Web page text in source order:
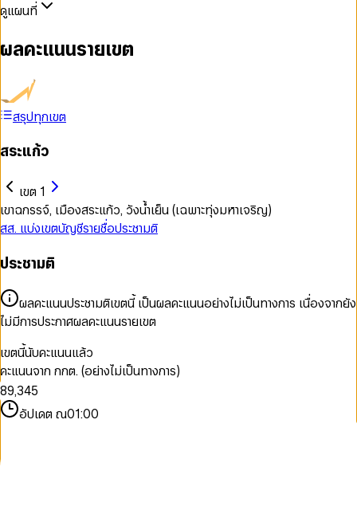
ดูแผนที่
ผลคะแนนรายเขต
สรุปทุกเขต
สระแก้ว
เขต 1
เขาฉกรรจ์, เมืองสระแก้ว, วังน้ำเย็น (เฉพาะทุ่งมหาเจริญ)
สส. แบ่งเขตบัญชีรายชื่อประชามติ
ประชามติ
ผลคะแนนประชามติเขตนี้ เป็นผลคะแนนอย่างไม่เป็นทางการ เนื่องจากยัง
ไม่มีการประกาศผลคะแนนรายเขต
เขตนี้นับคะแนนแล้ว
คะแนนจาก กกต. (อย่างไม่เป็นทางการ)
0
1
2
3
4
5
6
7
8
9
0
1
2
3
4
5
6
7
8
9,
0
1
2
3
4
5
0
1
2
3
4
5
6
0
1
2
3
4
5
6
7
อัปเดต ณ01:00